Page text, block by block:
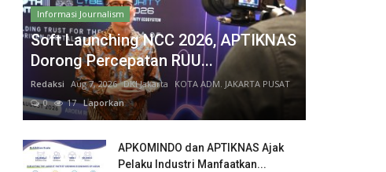
Informasi Journalism
Soft Launching NCC 2026, APTIKNAS
Dorong Percepatan RUU...
Redaksi Aug 7, 2026 DKI Jakarta
KOTA ADM. JAKARTA PUSAT
0
17Laporkan
APKOMINDO dan APTIKNAS Ajak
Pelaku Industri Manfaatkan...